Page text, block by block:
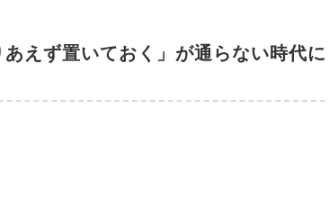
えず置いておく」が通らない時代に